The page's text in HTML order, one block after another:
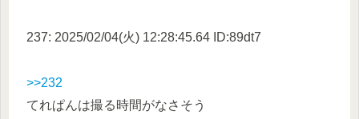
237: 2025/02/04(火) 12:28:45.64 ID:89dt7
>>232
てれぱんは撮る時間がなさそう